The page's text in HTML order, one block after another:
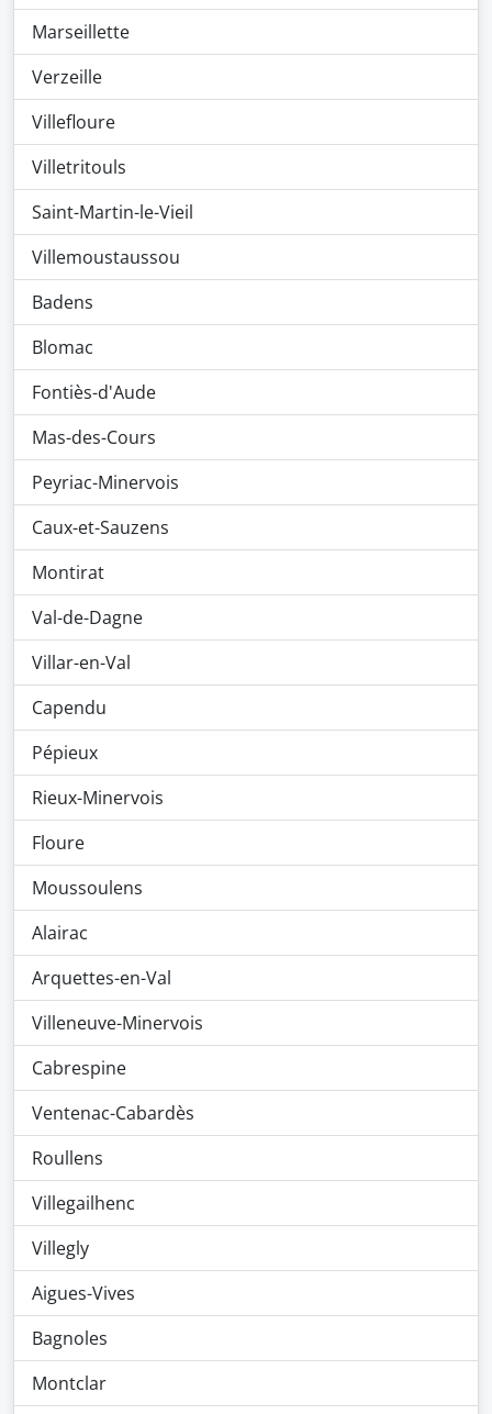
Marseillette
Verzeille
Villefloure
Villetritouls
Saint-Martin-le-Vieil
Villemoustaussou
Badens
Blomac
Fontiès-d'Aude
Mas-des-Cours
Peyriac-Minervois
Caux-et-Sauzens
Montirat
Val-de-Dagne
Villar-en-Val
Capendu
Pépieux
Rieux-Minervois
Floure
Moussoulens
Alairac
Arquettes-en-Val
Villeneuve-Minervois
Cabrespine
Ventenac-Cabardès
Roullens
Villegailhenc
Villegly
Aigues-Vives
Bagnoles
Montclar